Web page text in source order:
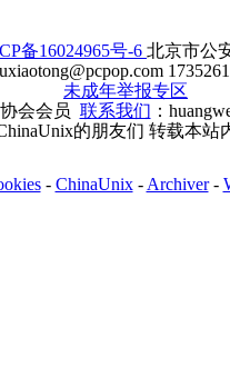
备16024965号-6 北京市公
未成年举报专区
会会员 联系我们 ：
的朋友们 转载本站
- ChinaUnix- Archiver-